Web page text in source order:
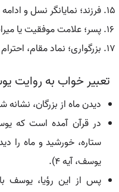
فرزند؛ نمایانگر نسل و
پسر؛ علامت موفقیت یا
بزرگواری؛ نماد مقام،
تعبیر خواب به روایت
دیدن ماه از بزرگان،
در قرآن آمده است که
ستاره، خورشید و ماه را
یوسف، آیه ۴).
پس از این رؤیا، یوسف